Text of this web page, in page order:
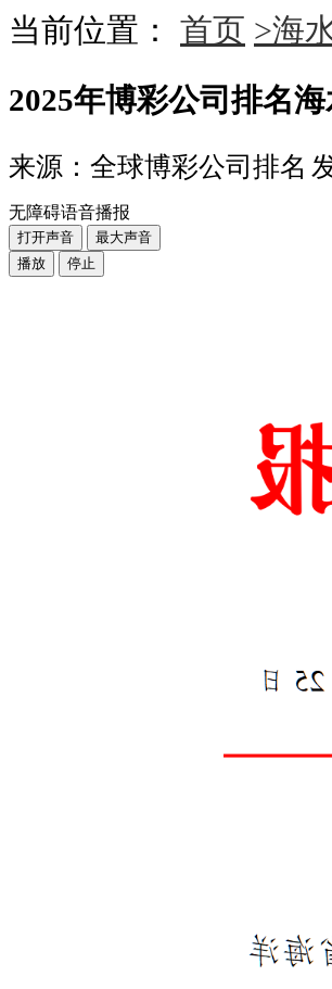
当前位置： 首页 >海
2025年博彩公司排名
来源：全球博彩公司排名
无障碍语音播报
打开声音
最大声音
播放
停止